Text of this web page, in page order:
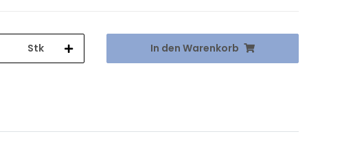
Stk In den Warenkorb